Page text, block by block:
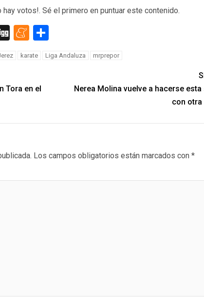
hay votos!. Sé el primero en puntuar este contenido.
DiggMeneame
Compartir
karate Liga Andaluza mrprepor
Tora en el
Nerea Molina vuelve a hacerse esta
con otra
Los campos obligatorios están marcados con *